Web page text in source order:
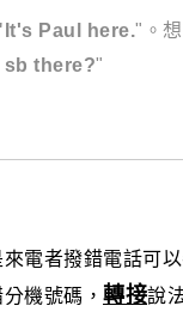
Paul here."。
sb there?"
電者撥錯電話可
機號碼， 轉接說